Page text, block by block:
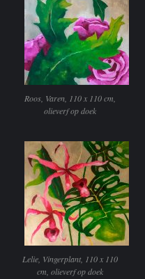
Roos, Varen, 110 x 110 cm,
olieverf op doek
Lelie, Vingerplant, 110 x 110
cm, olieverf op doek